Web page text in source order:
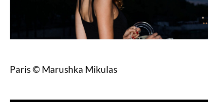
Paris © Marushka Mikulas